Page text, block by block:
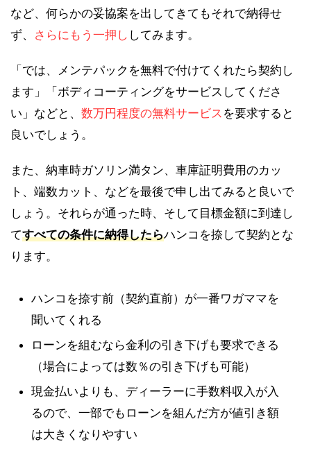
など、何らかの妥協案を出してきてもそれで納得せ
ず、 さらにもう一押し してみます。
「では、メンテパックを無料で付けてくれたら契約し
ます」「ボディコーティングをサービスしてくださ
い」などと、 数万円程度の無料サービス を要求すると
良いでしょう。
また、納車時ガソリン満タン、車庫証明費用のカッ
ト、端数カット、などを最後で申し出てみると良いで
しょう。それらが通った時、そして目標金額に到達し
てすべての条件に納得したらハンコを捺して契約とな
ります。
ハンコを捺す前（契約直前）が一番ワガママを
聞いてくれる
ローンを組むなら金利の引き下げも要求できる
（場合によっては数％の引き下げも可能）
現金払いよりも、ディーラーに手数料収入が入
るので、一部でもローンを組んだ方が値引き額
は大きくなりやすい